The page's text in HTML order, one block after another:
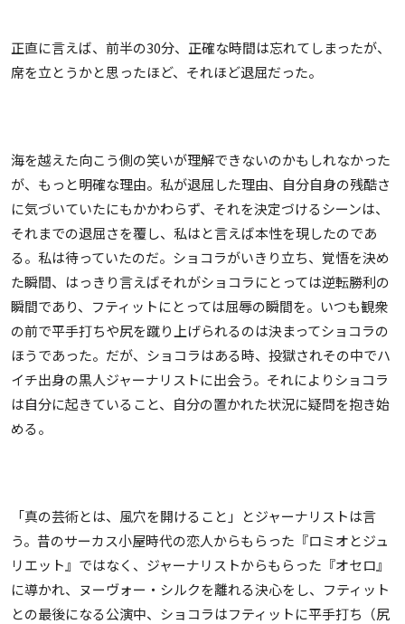
正直に言えば、前半の30分、正確な時間は忘れてしまったが、
席を立とうかと思ったほど、それほど退屈だった。
海を越えた向こう側の笑いが理解できないのかもしれなかった
が、もっと明確な理由。私が退屈した理由、自分自身の残酷さ
に気づいていたにもかかわらず、それを決定づけるシーンは、
それまでの退屈さを覆し、私はと言えば本性を現したのであ
る。私は待っていたのだ。ショコラがいきり立ち、覚悟を決め
た瞬間、はっきり言えばそれがショコラにとっては逆転勝利の
瞬間であり、フティットにとっては屈辱の瞬間を。いつも観衆
の前で平手打ちや尻を蹴り上げられるのは決まってショコラの
ほうであった。だが、ショコラはある時、投獄されその中でハ
イチ出身の黒人ジャーナリストに出会う。それによりショコラ
は自分に起きていること、自分の置かれた状況に疑問を抱き始
める。
「真の芸術とは、風穴を開けること」とジャーナリストは言
う。昔のサーカス小屋時代の恋人からもらった『ロミオとジュ
リエット』ではなく、ジャーナリストからもらった『オセロ』
に導かれ、ヌーヴォー・シルクを離れる決心をし、フティット
との最後になる公演中、ショコラはフティットに平手打ち（尻